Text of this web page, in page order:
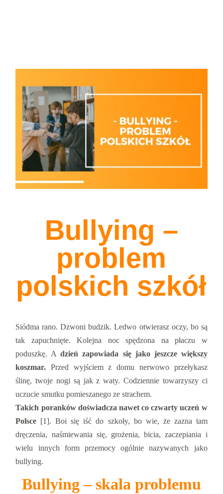
Bullying –
problem
polskich szkół
Siódma rano. Dzwoni budzik. Ledwo otwierasz oczy, bo są
tak zapuchnięte. Kolejna noc spędzona na płaczu w
poduszkę. Adzień zapowiada się jako jeszcze większy
koszmar. Przed wyjściem z domu nerwowo przełykasz
ślinę, twoje nogi są jak z waty. Codziennie towarzyszy ci
uczucie smutku pomieszanego ze strachem.
Takich poranków doświadcza nawet co czwarty uczeń w
Polsce [1]. Boi się iść do szkoły, bo wie, że zazna tam
dręczenia, naśmiewania się, grożenia, bicia, zaczepiania i
wielu innych form przemocy ogólnie nazywanych jako
bullying.
Bullying – skala problemu